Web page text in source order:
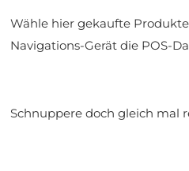
Wähle hier gekaufte
Navigations-Gerät die POS-
Schnuppere doch gleich mal